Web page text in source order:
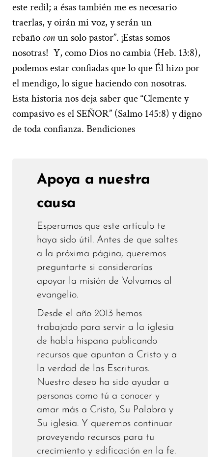
este redil; a ésas también me es necesario
traerlas, y oirán mi voz, y serán un
rebaño conun solo pastor”. ¡Estas somos
nosotras! Y, como Dios no cambia (Heb. 13:8),
podemos estar confiadas que lo que Él hizo por
el mendigo, lo sigue haciendo con nosotras.
Esta historia nos deja saber que “Clemente y
compasivo es el SEÑOR” (Salmo 145:8) y digno
de toda confianza. Bendiciones
Apoya a nuestra
causa
Esperamos que este artículo te
haya sido útil. Antes de que saltes
a la próxima página, queremos
preguntarte si considerarías
apoyar la misión de Volvamos al
evangelio.
Desde el año 2013 hemos
trabajado para servir a la iglesia
de habla hispana publicando
recursos que apuntan a Cristo y a
la verdad de las Escrituras.
Nuestro deseo ha sido ayudar a
personas como tú a conocer y
amar más a Cristo, Su Palabra y
Su iglesia. Y queremos continuar
proveyendo recursos para tu
crecimiento y edificación en la fe.